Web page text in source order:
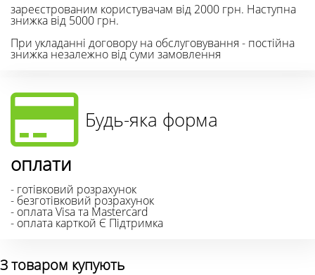
зареєстрованим користувачам від 2000 грн. Наступна
знижка від 5000 грн.
При укладанні договору на обслуговування - постійна
знижка незалежно від суми замовлення
Будь-яка форма
оплати
- готівковий розрахунок
- безготівковий розрахунок
- оплата Visa та Mastercard
- оплата карткой Є Підтримка
З товаром купують